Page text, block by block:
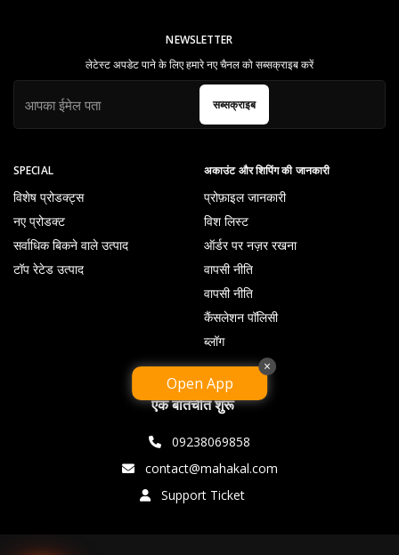
SPECIAL
विशेष प्रोडक्ट्स
नए प्रोडक्ट
सर्वाधिक बिकने वाले उत्पाद
टॉप रेटेड उत्पाद
अकाउंट और शिपिंग की जानकारी
प्रोफ़ाइल जानकारी
विश लिस्ट
ऑर्डर पर नज़र रखना
वापसी नीति
वापसी नीति
कैंसलेशन पॉलिसी
ब्लॉग
NEWSLETTER
लेटेस्ट अपडेट पाने के लिए हमारे नए चैनल को सब्सक्राइब करें
सब्सक्राइब
एक बातचीत शुरू
09238069858
contact@mahakal.com
Support Ticket
Open App
×